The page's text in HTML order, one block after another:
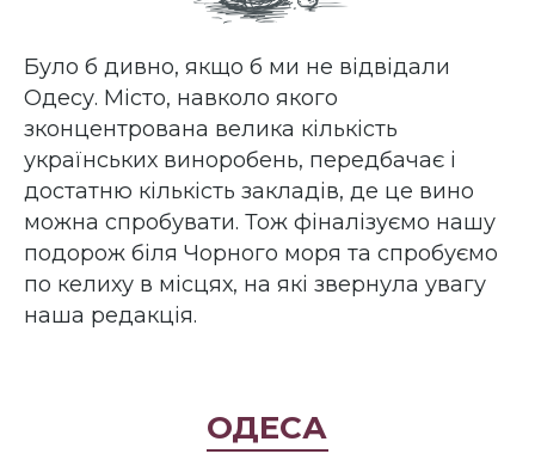
Було б дивно, якщо б ми не відвідали
Одесу. Місто, навколо якого
зконцентрована велика кількість
українських виноробень, передбачає і
достатню кількість закладів, де це вино
можна спробувати. Тож фіналізуємо нашу
подорож біля Чорного моря та спробуємо
по келиху в місцях, на які звернула увагу
наша редакція.
ОДЕСА